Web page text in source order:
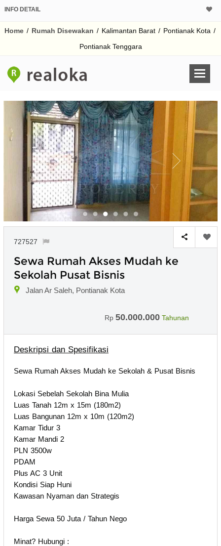
INFO DETAIL
Home / Rumah Disewakan / Kalimantan Barat / Pontianak Kota /
Pontianak Tenggara
727527
Sewa Rumah Akses Mudah ke
Sekolah Pusat Bisnis
Jalan Ar Saleh, Pontianak Kota
Rp 50.000.000 Tahunan
Deskripsi dan Spesifikasi
Sewa Rumah Akses Mudah ke Sekolah & Pusat Bisnis
Lokasi Sebelah Sekolah Bina Mulia
Luas Tanah 12m x 15m (180m2)
Luas Bangunan 12m x 10m (120m2)
Kamar Tidur 3
Kamar Mandi 2
PLN 3500w
PDAM
Plus AC 3 Unit
Kondisi Siap Huni
Kawasan Nyaman dan Strategis
Harga Sewa 50 Juta / Tahun Nego
Minat? Hubungi :